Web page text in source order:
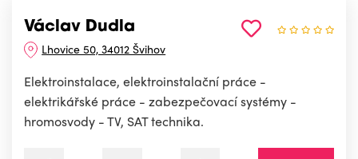
Václav Dudla
Lhovice 50, 34012 Švihov
Elektroinstalace, elektroinstalační práce -
elektrikářské práce - zabezpečovací systémy -
hromosvody - TV, SAT technika.